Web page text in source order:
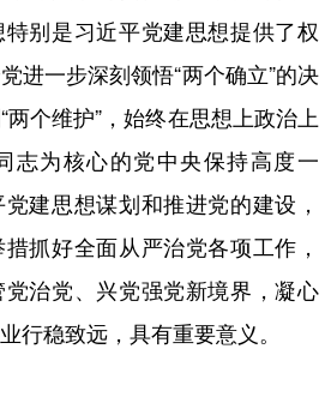
别是习近平党建思想提供了权
进一步深刻领悟“两个确立”的决
两个维护”，始终在思想上政治上
志为核心的党中央保持高度一
建思想谋划和推进党的建设，
抓好全面从严治党各项工作，
治党、兴党强党新境界，凝心
行稳致远，具有重要意义。